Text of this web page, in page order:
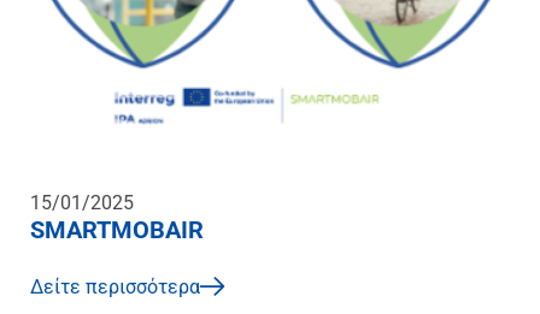
15/01/2025
SMARTMOBAIR
Δείτε περισσότερα